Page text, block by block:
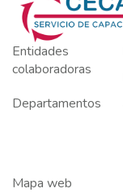
Entidades
colaboradoras
Departamentos
Mapa web